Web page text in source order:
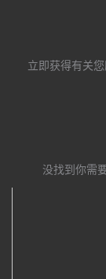
立即获得有关
没找到你需